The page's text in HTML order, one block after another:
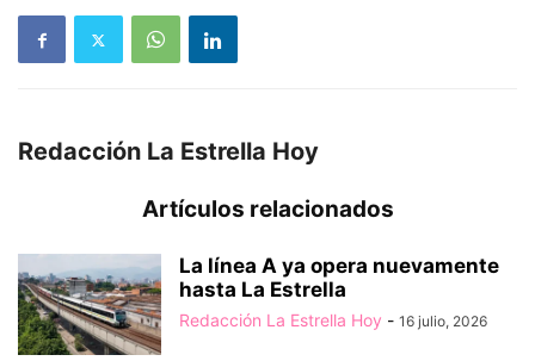
Redacción La Estrella Hoy
Artículos relacionados
La línea A ya opera nuevamente
hasta La Estrella
Redacción La Estrella Hoy - 16 julio, 2026